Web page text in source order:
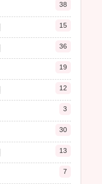
38
15
36
19
12
3
30
13
7